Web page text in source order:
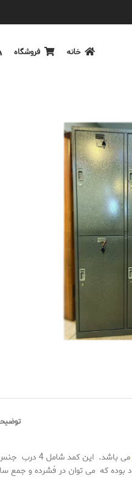
خانه فروشگاه
می باشد.
بوده که می توان در فشرده و